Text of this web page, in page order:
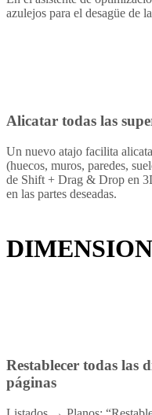
azulejos para el desagüe de
Alicatar todas las
Un nuevo atajo facilita
(huecos, muros, paredes,
de Shift + Drag & Drop en
en las partes deseadas.
Restablecer todas las
páginas